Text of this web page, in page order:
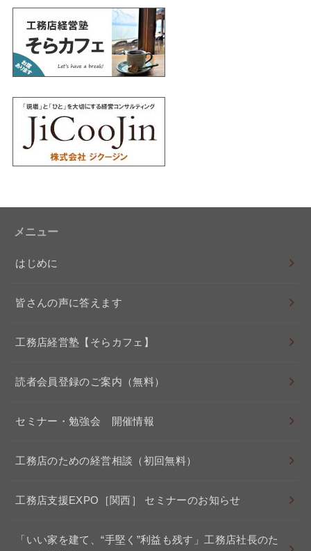
メニュー
はじめに
皆さんの声に答えます
工務店経営塾【そらカフェ】
読者会員登録のご案内（無料）
セミナー・勉強会 開催情報
工務店のための経営相談（初回無料）
工務店支援EXPO［関西］ セミナーのお知らせ
「いい家を建て、“手堅く”利益も残す」工務店社長のた